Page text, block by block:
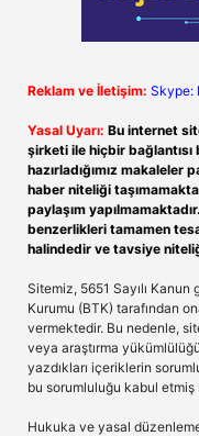
Reklam ve İletişim: Skype:
Yasal Uyarı: Bu internet
şirketi ile hiçbir bağlantısı
hazırladığımız makaleler
haber niteliği
paylaşım
benzerlikleri tamamen
halindedir ve tavsiye
Sitemiz, 5651 Sayılı
Kurumu (BTK) tarafından
vermektedir. Bu nedenle,
veya araştırma
yazdıkları içeriklerin
bu sorumluluğu kabul etmiş
Hukuka ve yasal